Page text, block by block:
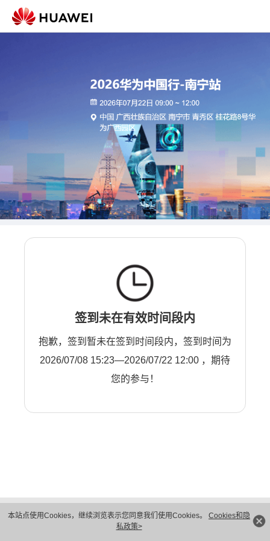
本站点使用Cookies，继续浏览表示您同意我们使用Cookies。 Cookies和隐
私政策>
签到未在有效时间段内
抱歉，签到暂未在签到时间段内，签到时间为
2026/07/08 15:23—2026/07/22 12:00 ，期待
您的参与！
隐私保护
法律声明